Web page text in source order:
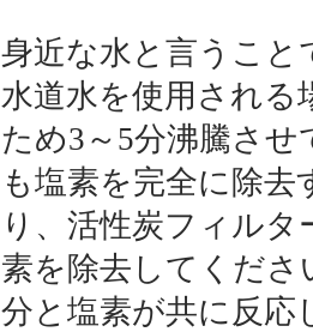
身近な水と言うこと
水道水を使用される
ため3～5分沸騰さ
も塩素を完全に除
り、活性炭フィル
素を除去してくだ
分と塩素が共に反応